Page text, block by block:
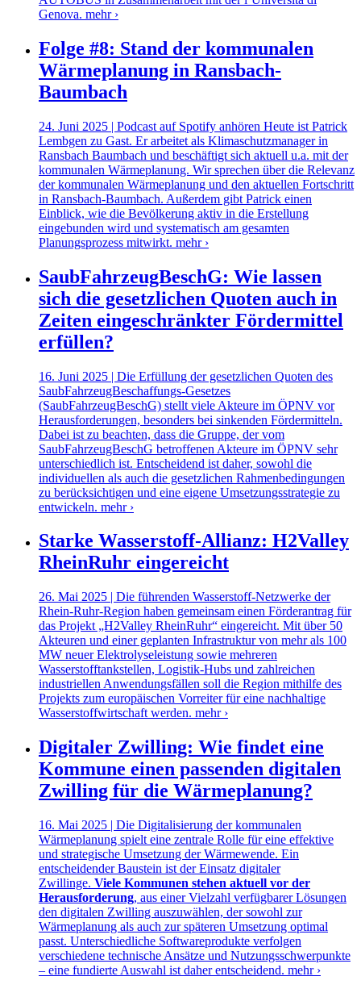
Genova. mehr ›
Folge #8: Stand der kommunalen
Wärmeplanung in Ransbach-
Baumbach
24. Juni 2025 | Podcast auf Spotify anhören Heute ist Patrick
Lembgen zu Gast. Er arbeitet als Klimaschutzmanager in
Ransbach Baumbach und beschäftigt sich aktuell u.a. mit der
kommunalen Wärmeplanung. Wir sprechen über die Relevanz
der kommunalen Wärmeplanung und den aktuellen Fortschritt
in Ransbach-Baumbach. Außerdem gibt Patrick einen
Einblick, wie die Bevölkerung aktiv in die Erstellung
eingebunden wird und systematisch am gesamten
Planungsprozess mitwirkt. mehr ›
SaubFahrzeugBeschG: Wie lassen
sich die gesetzlichen Quoten auch in
Zeiten eingeschränkter Fördermittel
erfüllen?
16. Juni 2025 | Die Erfüllung der gesetzlichen Quoten des
SaubFahrzeugBeschaffungs-Gesetzes
(SaubFahrzeugBeschG) stellt viele Akteure im ÖPNV vor
Herausforderungen, besonders bei sinkenden Fördermitteln.
Dabei ist zu beachten, dass die Gruppe, der vom
SaubFahrzeugBeschG betroffenen Akteure im ÖPNV sehr
unterschiedlich ist. Entscheidend ist daher, sowohl die
individuellen als auch die gesetzlichen Rahmenbedingungen
zu berücksichtigen und eine eigene Umsetzungsstrategie zu
entwickeln. mehr ›
Starke Wasserstoff-Allianz: H2Valley
RheinRuhr eingereicht
26. Mai 2025 | Die führenden Wasserstoff-Netzwerke der
Rhein-Ruhr-Region haben gemeinsam einen Förderantrag für
das Projekt „H2Valley RheinRuhr“ eingereicht. Mit über 50
Akteuren und einer geplanten Infrastruktur von mehr als 100
MW neuer Elektrolyseleistung sowie mehreren
Wasserstofftankstellen, Logistik-Hubs und zahlreichen
industriellen Anwendungsfällen soll die Region mithilfe des
Projekts zum europäischen Vorreiter für eine nachhaltige
Wasserstoffwirtschaft werden. mehr ›
Digitaler Zwilling: Wie findet eine
Kommune einen passenden digitalen
Zwilling für die Wärmeplanung?
16. Mai 2025 | Die Digitalisierung der kommunalen
Wärmeplanung spielt eine zentrale Rolle für eine effektive
und strategische Umsetzung der Wärmewende. Ein
entscheidender Baustein ist der Einsatz digitaler
Zwillinge. Viele Kommunen stehen aktuell vor der
Herausforderung, aus einer Vielzahl verfügbarer Lösungen
den digitalen Zwilling auszuwählen, der sowohl zur
Wärmeplanung als auch zur späteren Umsetzung optimal
passt. Unterschiedliche Softwareprodukte verfolgen
verschiedene technische Ansätze und Nutzungsschwerpunkte
– eine fundierte Auswahl ist daher entscheidend. mehr ›